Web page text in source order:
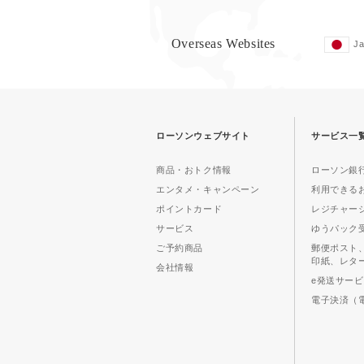
Overseas Websites
ローソンウェブサイト
商品・おトク情報
エンタメ・キャンペーン
ポイントカード
サービス
ご予約商品
会社情報
サービス一
ローソン銀
利用できる
レジチャー
ゆうパック
郵便ポスト
印紙、レタ
e発送サー
電子決済（